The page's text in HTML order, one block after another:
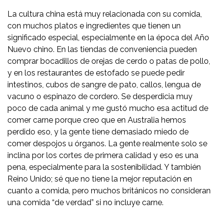
La cultura china está muy relacionada con su comida,
con muchos platos e ingredientes que tienen un
significado especial, especialmente en la época del Año
Nuevo chino. En las tiendas de conveniencia pueden
comprar bocadillos de orejas de cerdo o patas de pollo,
y en los restaurantes de estofado se puede pedir
intestinos, cubos de sangre de pato, callos, lengua de
vacuno o espinazo de cordero. Se desperdicia muy
poco de cada animal y me gustó mucho esa actitud de
comer carne porque creo que en Australia hemos
perdido eso, y la gente tiene demasiado miedo de
comer despojos u órganos. La gente realmente solo se
inclina por los cortes de primera calidad y eso es una
pena, especialmente para la sostenibilidad. Y también
Reino Unido; sé que no tiene la mejor reputación en
cuanto a comida, pero muchos británicos no consideran
una comida “de verdad” si no incluye carne.